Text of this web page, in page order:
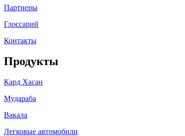
Партнеры
Глоссарий
Контакты
Продукты
Кард Хасан
Мудараба
Вакала
Легковые автомобили